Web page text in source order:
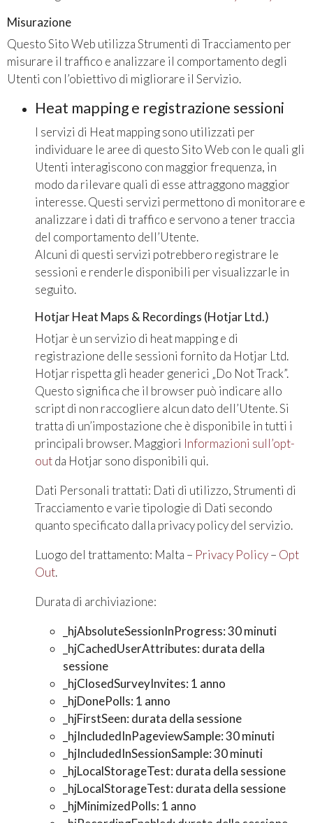
Misurazione
Questo Sito Web utilizza Strumenti di Tracciamento per
misurare il traffico e analizzare il comportamento degli
Utenti con l’obiettivo di migliorare il Servizio.
Heat mapping e registrazione sessioni
I servizi di Heat mapping sono utilizzati per
individuare le aree di questo Sito Web con le quali gli
Utenti interagiscono con maggior frequenza, in
modo da rilevare quali di esse attraggono maggior
interesse. Questi servizi permettono di monitorare e
analizzare i dati di traffico e servono a tener traccia
del comportamento dell’Utente.
Alcuni di questi servizi potrebbero registrare le
sessioni e renderle disponibili per visualizzarle in
seguito.
Hotjar Heat Maps & Recordings (Hotjar Ltd.)
Hotjar è un servizio di heat mapping e di
registrazione delle sessioni fornito da Hotjar Ltd.
Hotjar rispetta gli header generici „Do Not Track”.
Questo significa che il browser può indicare allo
script di non raccogliere alcun dato dell’Utente. Si
tratta di un’impostazione che è disponibile in tutti i
principali browser. Maggiori Informazioni sull’opt-
outda Hotjar sono disponibili qui.
Dati Personali trattati: Dati di utilizzo, Strumenti di
Tracciamento e varie tipologie di Dati secondo
quanto specificato dalla privacy policy del servizio.
Luogo del trattamento: Malta – Privacy Policy– Opt
Out.
Durata di archiviazione:
_hjAbsoluteSessionInProgress: 30 minuti
_hjCachedUserAttributes: durata della
sessione
_hjClosedSurveyInvites: 1 anno
_hjDonePolls: 1 anno
_hjFirstSeen: durata della sessione
_hjIncludedInPageviewSample: 30 minuti
_hjIncludedInSessionSample: 30 minuti
_hjLocalStorageTest: durata della sessione
_hjLocalStorageTest: durata della sessione
_hjMinimizedPolls: 1 anno